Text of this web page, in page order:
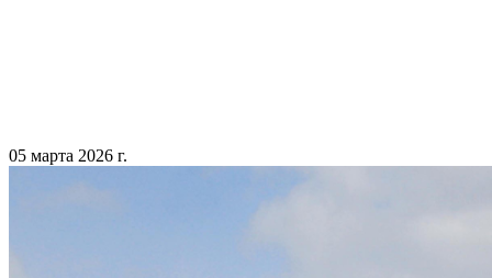
05 марта 2026 г.